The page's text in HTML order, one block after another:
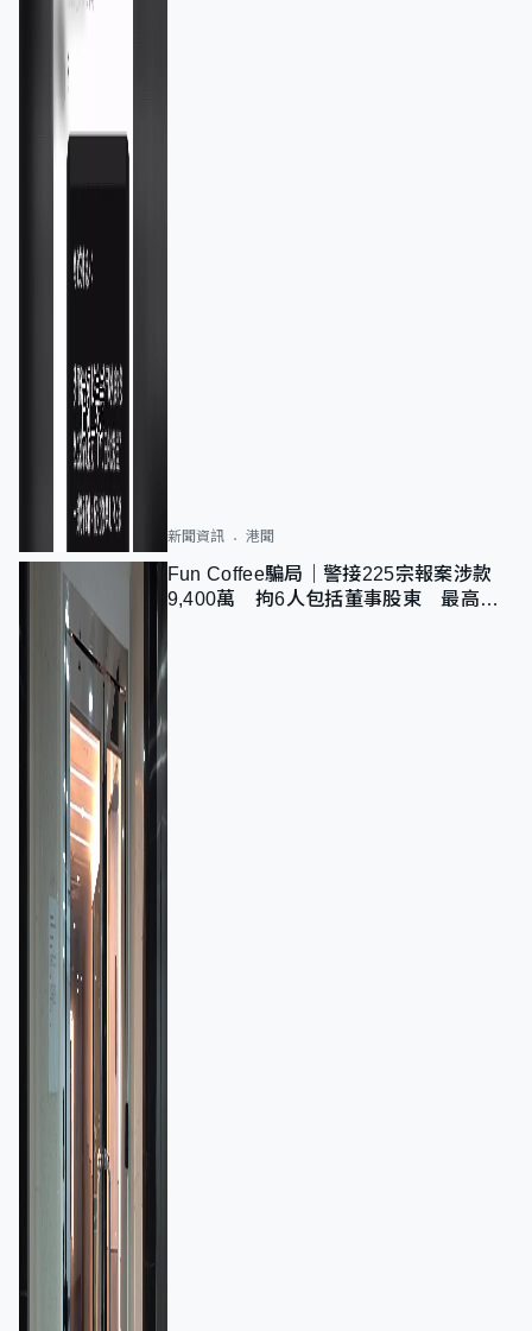
新聞資訊 港聞
Fun Coffee騙局｜警接225宗報案涉款
9,400萬 拘6人包括董事股東 最高金